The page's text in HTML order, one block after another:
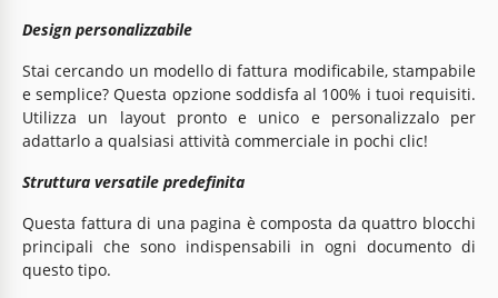
Design personalizzabile
Stai cercando un modello di fattura modificabile, stampabile
e semplice? Questa opzione soddisfa al 100% i tuoi requisiti.
Utilizza un layout pronto e unico e personalizzalo per
adattarlo a qualsiasi attività commerciale in pochi clic!
Struttura versatile predefinita
Questa fattura di una pagina è composta da quattro blocchi
principali che sono indispensabili in ogni documento di
questo tipo.